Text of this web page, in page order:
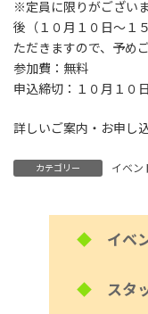
※定員に限りがござい
後（１０月１０日～１
ただきますので、予め
参加費：無料
申込締切：１０月１０日
詳しいご案内・お申し
カテゴリー イベン
◆ イベ
◆ スタ